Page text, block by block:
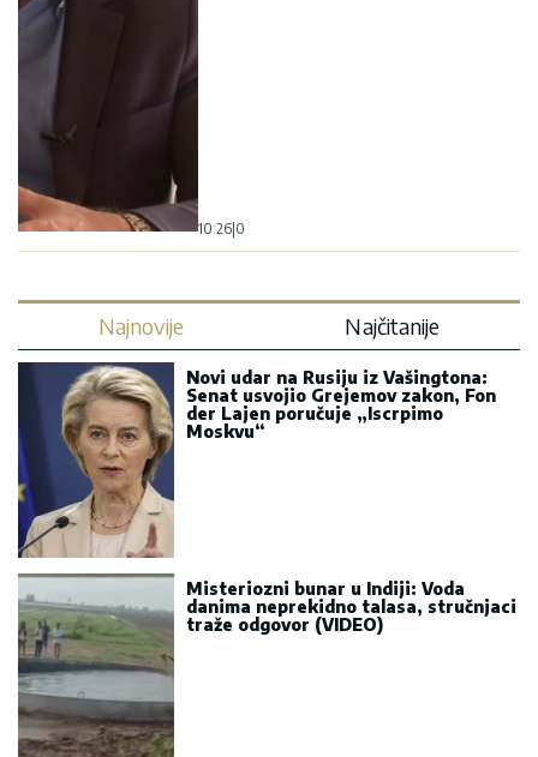
10:26 0
Najnovije Najčitanije
Novi udar na Rusiju iz Vašingtona:
Senat usvojio Grejemov zakon, Fon
der Lajen poručuje „Iscrpimo
Moskvu“
Misteriozni bunar u Indiji: Voda
danima neprekidno talasa, stručnjaci
traže odgovor (VIDEO)